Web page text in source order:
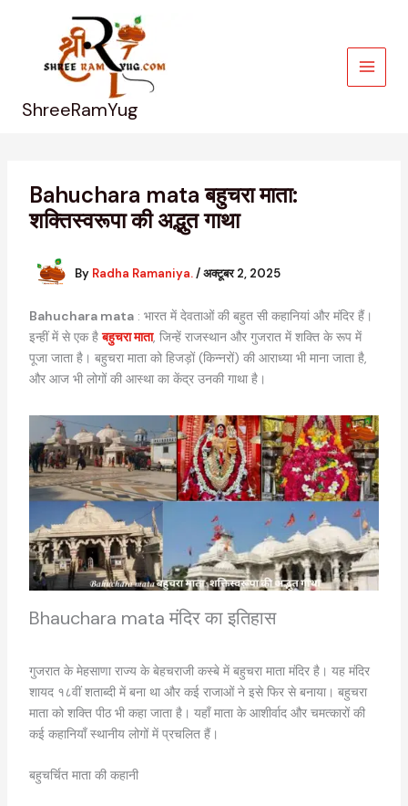
ShreeRamYug
Bahuchara mata बहुचरा माता:
शक्तिस्वरूपा की अद्भुत गाथा
By Radha Ramaniya./अक्टूबर 2, 2025
Bahuchara mata: भारत में देवताओं की बहुत सी कहानियां और मंदिर हैं।
इन्हीं में से एक हैबहुचरा माता, जिन्हें राजस्थान और गुजरात में शक्ति के रूप में
पूजा जाता है। बहुचरा माता को हिजड़ों (किन्नरों) की आराध्या भी माना जाता है,
और आज भी लोगों की आस्था का केंद्र उनकी गाथा है।
Bhauchara mata मंदिर का इतिहास
गुजरात के मेहसाणा राज्य के बेहचराजी कस्बे में बहुचरा माता मंदिर है। यह मंदिर
शायद १८वीं शताब्दी में बना था और कई राजाओं ने इसे फिर से बनाया। बहुचरा
माता को शक्ति पीठ भी कहा जाता है। यहाँ माता के आशीर्वाद और चमत्कारों की
कई कहानियाँ स्थानीय लोगों में प्रचलित हैं।
बहुचर्चित माता की कहानी